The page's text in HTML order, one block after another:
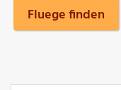
Fluege finden